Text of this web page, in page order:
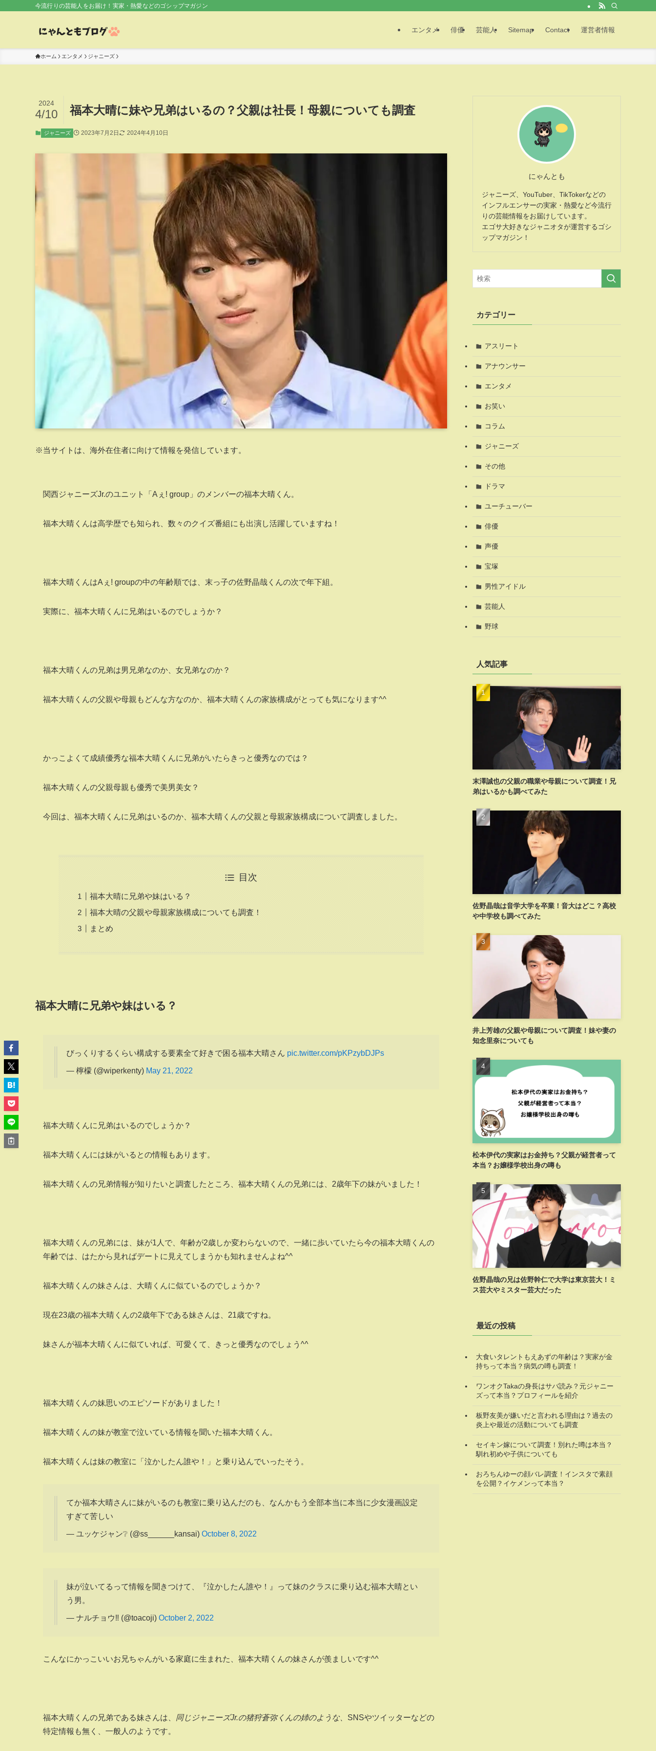
今流行りの芸能人をお届け！実家・熱愛などのゴシップマガジン
エンタメ 俳優 芸能人 Sitemap Contact 運営者情報
ホーム エンタメ ジャニーズ
福本大晴に妹や兄弟はいるの？父親は社長！母親についても調査
2024
4/10
ジャニーズ 2023年7月2日 2024年4月10日
※当サイトは、海外在住者に向けて情報を発信しています。
関西ジャニーズJr.のユニット「Aぇ! group」のメンバーの福本大晴くん。
福本大晴くんは高学歴でも知られ、数々のクイズ番組にも出演し活躍していますね！
福本大晴くんはAぇ! groupの中の年齢順では、末っ子の佐野晶哉くんの次で年下組。
実際に、福本大晴くんに兄弟はいるのでしょうか？
福本大晴くんの兄弟は男兄弟なのか、女兄弟なのか？
福本大晴くんの父親や母親もどんな方なのか、福本大晴くんの家族構成がとっても気になります^^
かっこよくて成績優秀な福本大晴くんに兄弟がいたらきっと優秀なのでは？
福本大晴くんの父親母親も優秀で美男美女？
今回は、福本大晴くんに兄弟はいるのか、福本大晴くんの父親と母親家族構成について調査しました。
目次
福本大晴に兄弟や妹はいる？
福本大晴の父親や母親家族構成についても調査！
まとめ
福本大晴に兄弟や妹はいる？
びっくりするくらい構成する要素全て好きで困る福本大晴さん pic.twitter.com/pKPzybDJPs
— 檸檬 (@wiperkenty) May 21, 2022
福本大晴くんに兄弟はいるのでしょうか？
福本大晴くんには妹がいるとの情報もあります。
福本大晴くんの兄弟情報が知りたいと調査したところ、福本大晴くんの兄弟には、2歳年下の妹がいました！
福本大晴くんの兄弟には、妹が1人で、年齢が2歳しか変わらないので、一緒に歩いていたら今の福本大晴くんの
年齢では、はたから見ればデートに見えてしまうかも知れませんよね^^
福本大晴くんの妹さんは、大晴くんに似ているのでしょうか？
現在23歳の福本大晴くんの2歳年下である妹さんは、21歳ですね。
妹さんが福本大晴くんに似ていれば、可愛くて、きっと優秀なのでしょう^^
福本大晴くんの妹思いのエピソードがありました！
福本大晴くんの妹が教室で泣いている情報を聞いた福本大晴くん。
福本大晴くんは妹の教室に「泣かしたん誰や！」と乗り込んでいったそう。
てか福本大晴さんに妹がいるのも教室に乗り込んだのも、なんかもう全部本当に本当に少女漫画設定
すぎて苦しい
— ユッケジャン❔ (@ss______kansai) October 8, 2022
妹が泣いてるって情報を聞きつけて、『泣かしたん誰や！』って妹のクラスに乗り込む福本大晴とい
う男。
— ナルチョウ‼️ (@toacoji) October 2, 2022
こんなにかっこいいお兄ちゃんがいる家庭に生まれた、福本大晴くんの妹さんが羨ましいです^^
福本大晴くんの兄弟である妹さんは、 同じジャニーズJr.の猪狩蒼弥くんの姉のような、 SNSやツイッターなどの
特定情報も無く、一般人のようです。
にゃんとも
ジャニーズ、YouTuber、TikTokerなどの
インフルエンサーの実家・熱愛など今流行
りの芸能情報をお届けしています。
エゴサ大好きなジャニオタが運営するゴシ
ップマガジン！
カテゴリー
アスリート
アナウンサー
エンタメ
お笑い
コラム
ジャニーズ
その他
ドラマ
ユーチューバー
俳優
声優
宝塚
男性アイドル
芸能人
野球
人気記事
末澤誠也の父親の職業や母親について調査！兄
弟はいるかも調べてみた
佐野晶哉は音学大学を卒業！音大はどこ？高校
や中学校も調べてみた
井上芳雄の父親や母親について調査！妹や妻の
知念里奈についても
松本伊代の実家はお金持ち？父親が経営者って
本当？お嬢様学校出身の噂も
佐野晶哉の兄は佐野幹仁で大学は東京芸大！ミ
ス芸大やミスター芸大だった
最近の投稿
大食いタレントもえあずの年齢は？実家が金
持ちって本当？病気の噂も調査！
ワンオクTakaの身長はサバ読み？元ジャニー
ズって本当？プロフィールを紹介
板野友美が嫌いだと言われる理由は？過去の
炎上や最近の活動についても調査
セイキン嫁について調査！別れた噂は本当？
馴れ初めや子供についても
おろちんゆーの顔バレ調査！インスタで素顔
を公開？イケメンって本当？